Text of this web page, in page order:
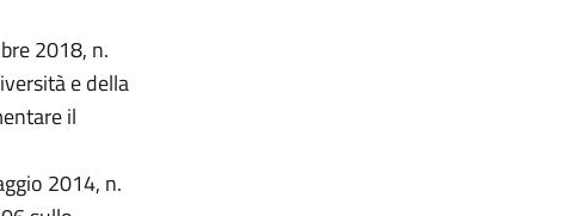
2018, n.
e della
il
2014, n.